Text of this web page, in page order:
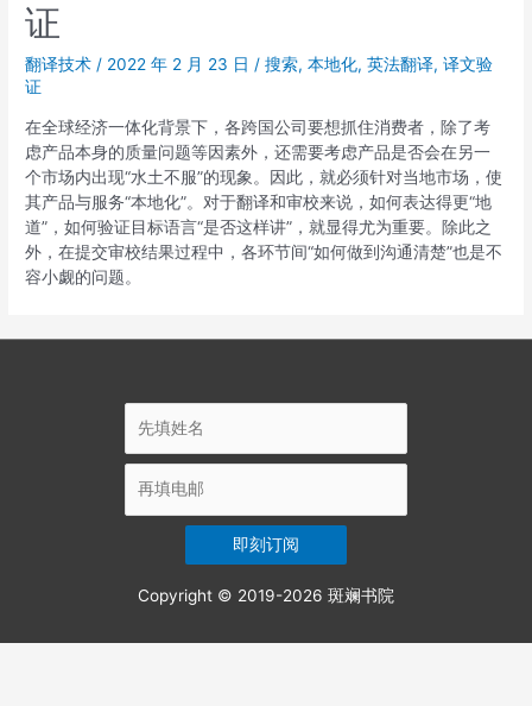
证
翻译技术 / 2022 年 2 月 23 日 /搜索,本地化,英法翻译,译文验
证
在全球经济一体化背景下，各跨国公司要想抓住消费者，除了考
虑产品本身的质量问题等因素外，还需要考虑产品是否会在另一
个市场内出现“水土不服”的现象。因此，就必须针对当地市场，使
其产品与服务“本地化”。对于翻译和审校来说，如何表达得更“地
道”，如何验证目标语言“是否这样讲”，就显得尤为重要。除此之
外，在提交审校结果过程中，各环节间“如何做到沟通清楚”也是不
容小觑的问题。
Copyright © 2019-2026 斑斓书院